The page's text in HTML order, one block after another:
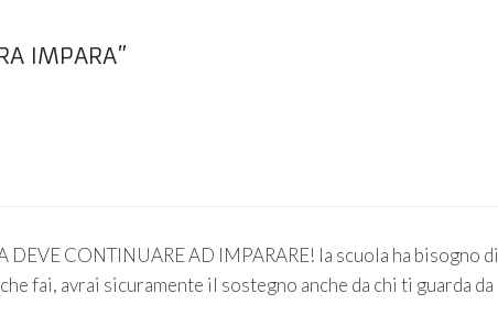
IMPARA”
CONTINUARE AD IMPARARE! la scuola ha bisogno di
fai, avrai sicuramente il sostegno anche da chi ti guarda da